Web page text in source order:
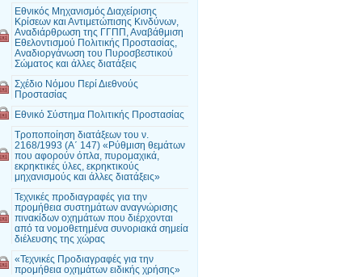
Εθνικός Μηχανισμός Διαχείρισης
Κρίσεων και Αντιμετώπισης Κινδύνων,
Αναδιάρθρωση της ΓΓΠΠ, Αναβάθμιση
Εθελοντισμού Πολιτικής Προστασίας,
Αναδιοργάνωση του Πυροσβεστικού
Σώματος και άλλες διατάξεις
Σχέδιο Νόμου Περί Διεθνούς
Προστασίας
Εθνικό Σύστημα Πολιτικής Προστασίας
Τροποποίηση διατάξεων του ν.
2168/1993 (Α΄ 147) «Ρύθμιση θεμάτων
που αφορούν όπλα, πυρομαχικά,
εκρηκτικές ύλες, εκρηκτικούς
μηχανισμούς και άλλες διατάξεις»
Τεχνικές προδιαγραφές για την
προμήθεια συστημάτων αναγνώρισης
πινακίδων οχημάτων που διέρχονται
από τα νομοθετημένα συνοριακά σημεία
διέλευσης της χώρας
«Τεχνικές Προδιαγραφές για την
προμήθεια οχημάτων ειδικής χρήσης»